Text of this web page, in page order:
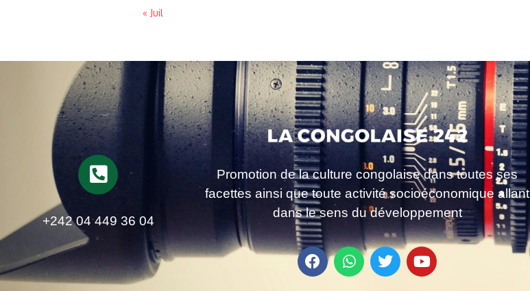
« Juil
+242 04 449 36 04
Promotion de la culture congolaise dans toutes ses
facettes ainsi que toute activité socioéconomique allant
dans le sens du développement